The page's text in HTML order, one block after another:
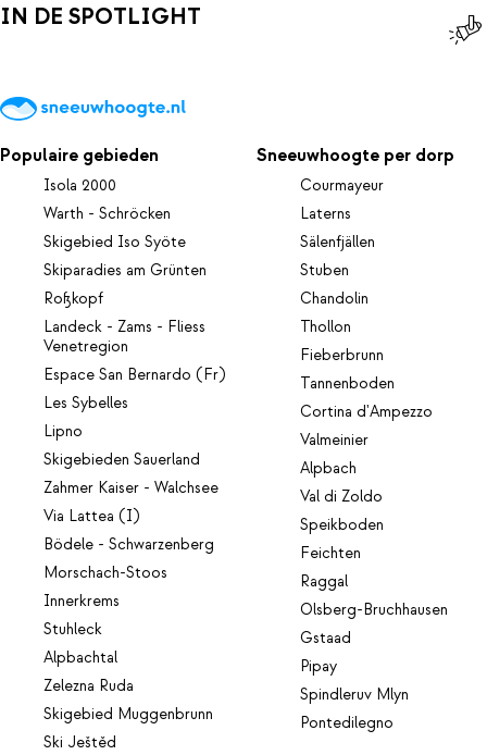
IN DE SPOTLIGHT
Populaire gebieden
Isola 2000
Warth - Schröcken
Skigebied Iso Syöte
Skiparadies am Grünten
Roßkopf
Landeck - Zams - Fliess
Venetregion
Espace San Bernardo (Fr)
Les Sybelles
Lipno
Skigebieden Sauerland
Zahmer Kaiser - Walchsee
Via Lattea (I)
Bödele - Schwarzenberg
Morschach-Stoos
Innerkrems
Stuhleck
Alpbachtal
Zelezna Ruda
Skigebied Muggenbrunn
Ski Ještěd
Sneeuwhoogte per dorp
Courmayeur
Laterns
Sälenfjällen
Stuben
Chandolin
Thollon
Fieberbrunn
Tannenboden
Cortina d'Ampezzo
Valmeinier
Alpbach
Val di Zoldo
Speikboden
Feichten
Raggal
Olsberg-Bruchhausen
Gstaad
Pipay
Spindleruv Mlyn
Pontedilegno